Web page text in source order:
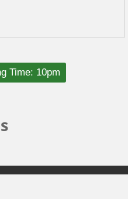
Time: 10pm